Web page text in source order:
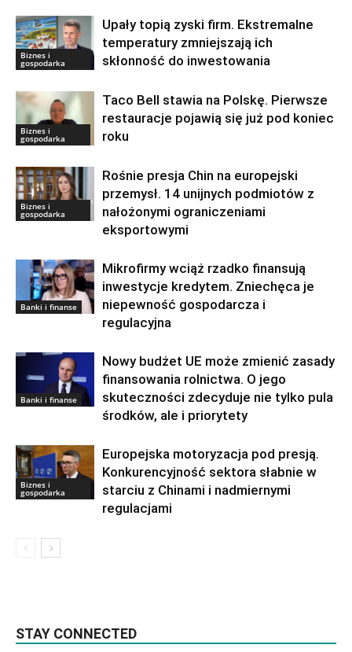
Biznes i
gospodarka
Upały topią zyski firm. Ekstremalne
temperatury zmniejszają ich
skłonność do inwestowania
Biznes i
gospodarka
Taco Bell stawia na Polskę. Pierwsze
restauracje pojawią się już pod koniec
roku
Biznes i
gospodarka
Rośnie presja Chin na europejski
przemysł. 14 unijnych podmiotów z
nałożonymi ograniczeniami
eksportowymi
Banki i finanse
Mikrofirmy wciąż rzadko finansują
inwestycje kredytem. Zniechęca je
niepewność gospodarcza i
regulacyjna
Banki i finanse
Nowy budżet UE może zmienić zasady
finansowania rolnictwa. O jego
skuteczności zdecyduje nie tylko pula
środków, ale i priorytety
Biznes i
gospodarka
Europejska motoryzacja pod presją.
Konkurencyjność sektora słabnie w
starciu z Chinami i nadmiernymi
regulacjami
STAY CONNECTED